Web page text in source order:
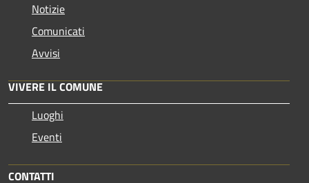
Notizie
Comunicati
Avvisi
VIVERE IL COMUNE
Luoghi
Eventi
CONTATTI